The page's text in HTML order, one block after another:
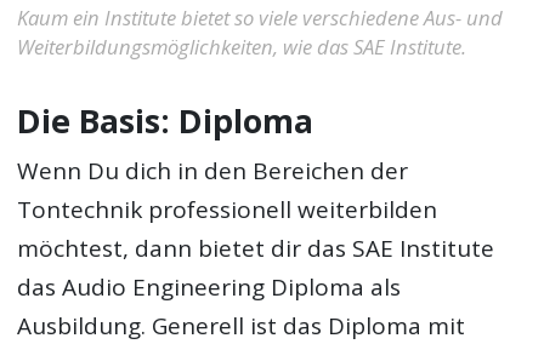
Kaum ein Institute bietet so viele verschiedene Aus- und
Weiterbildungsmöglichkeiten, wie das SAE Institute.
Die Basis: Diploma
Wenn Du dich in den Bereichen der
Tontechnik professionell weiterbilden
möchtest, dann bietet dir das SAE Institute
das Audio Engineering Diploma als
Ausbildung. Generell ist das Diploma mit